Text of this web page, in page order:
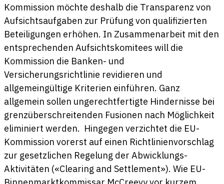
Kommission möchte deshalb die Transparenz von
Aufsichtsaufgaben zur Prüfung von qualifizierten
Beteiligungen erhöhen. In Zusammenarbeit mit den
entsprechenden Aufsichtskomitees will die
Kommission die Banken- und
Versicherungsrichtlinie revidieren und
allgemeingültige Kriterien einführen. Ganz
allgemein sollen ungerechtfertigte Hindernisse bei
grenzüberschreitenden Fusionen nach Möglichkeit
eliminiert werden. Hingegen verzichtet die EU-
Kommission vorerst auf einen Richtlinienvorschlag
zur gesetzlichen Regelung der Abwicklungs-
Aktivitäten («Clearing and Settlement»). Wie EU-